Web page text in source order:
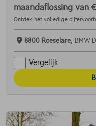
maandaflossing van
Ontdek het volledige
8800 Roeselare, BMW
Vergelijk